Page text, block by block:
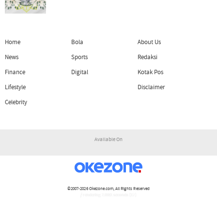
Home
News
Finance
Lifestyle
Celebrity
Bola
Sports
Digital
About Us
Redaksi
Kotak Pos
Disclaimer
Available On
©2007-2026Okezone.com, All Rights Reserved